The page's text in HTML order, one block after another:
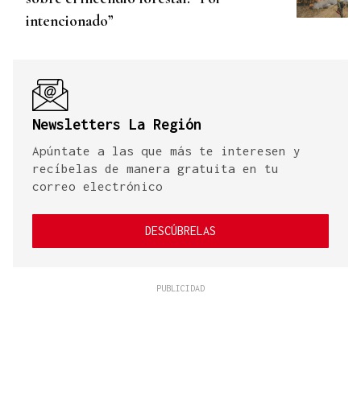
intencionado”
Newsletters La Región
Apúntate a las que más te interesen y
recíbelas de manera gratuita en tu
correo electrónico
DESCÚBRELAS